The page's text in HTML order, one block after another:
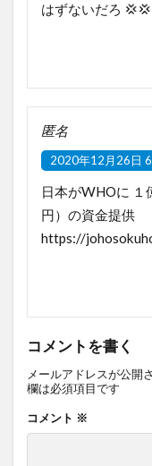
はずないだろ 💢💢
匿名
2020年12月26日
日本がWHOに １
円）の資金提供
https://
コメントを書く
メールアドレスが公開
欄は必須項目です
コメント ※